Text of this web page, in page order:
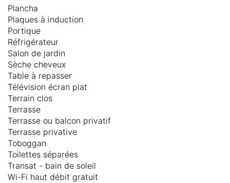
Plancha
Plaques à induction
Portique
Réfrigérateur
Salon de jardin
Sèche cheveux
Table à repasser
Télévision écran plat
Terrain clos
Terrasse
Terrasse ou balcon privatif
Terrasse privative
Toboggan
Toilettes séparées
Transat - bain de soleil
Wi-Fi haut débit gratuit